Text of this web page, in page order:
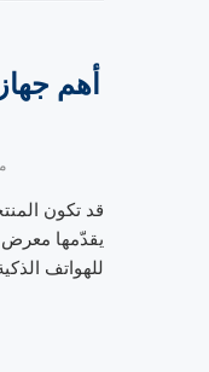
قد تكون
للهواتف